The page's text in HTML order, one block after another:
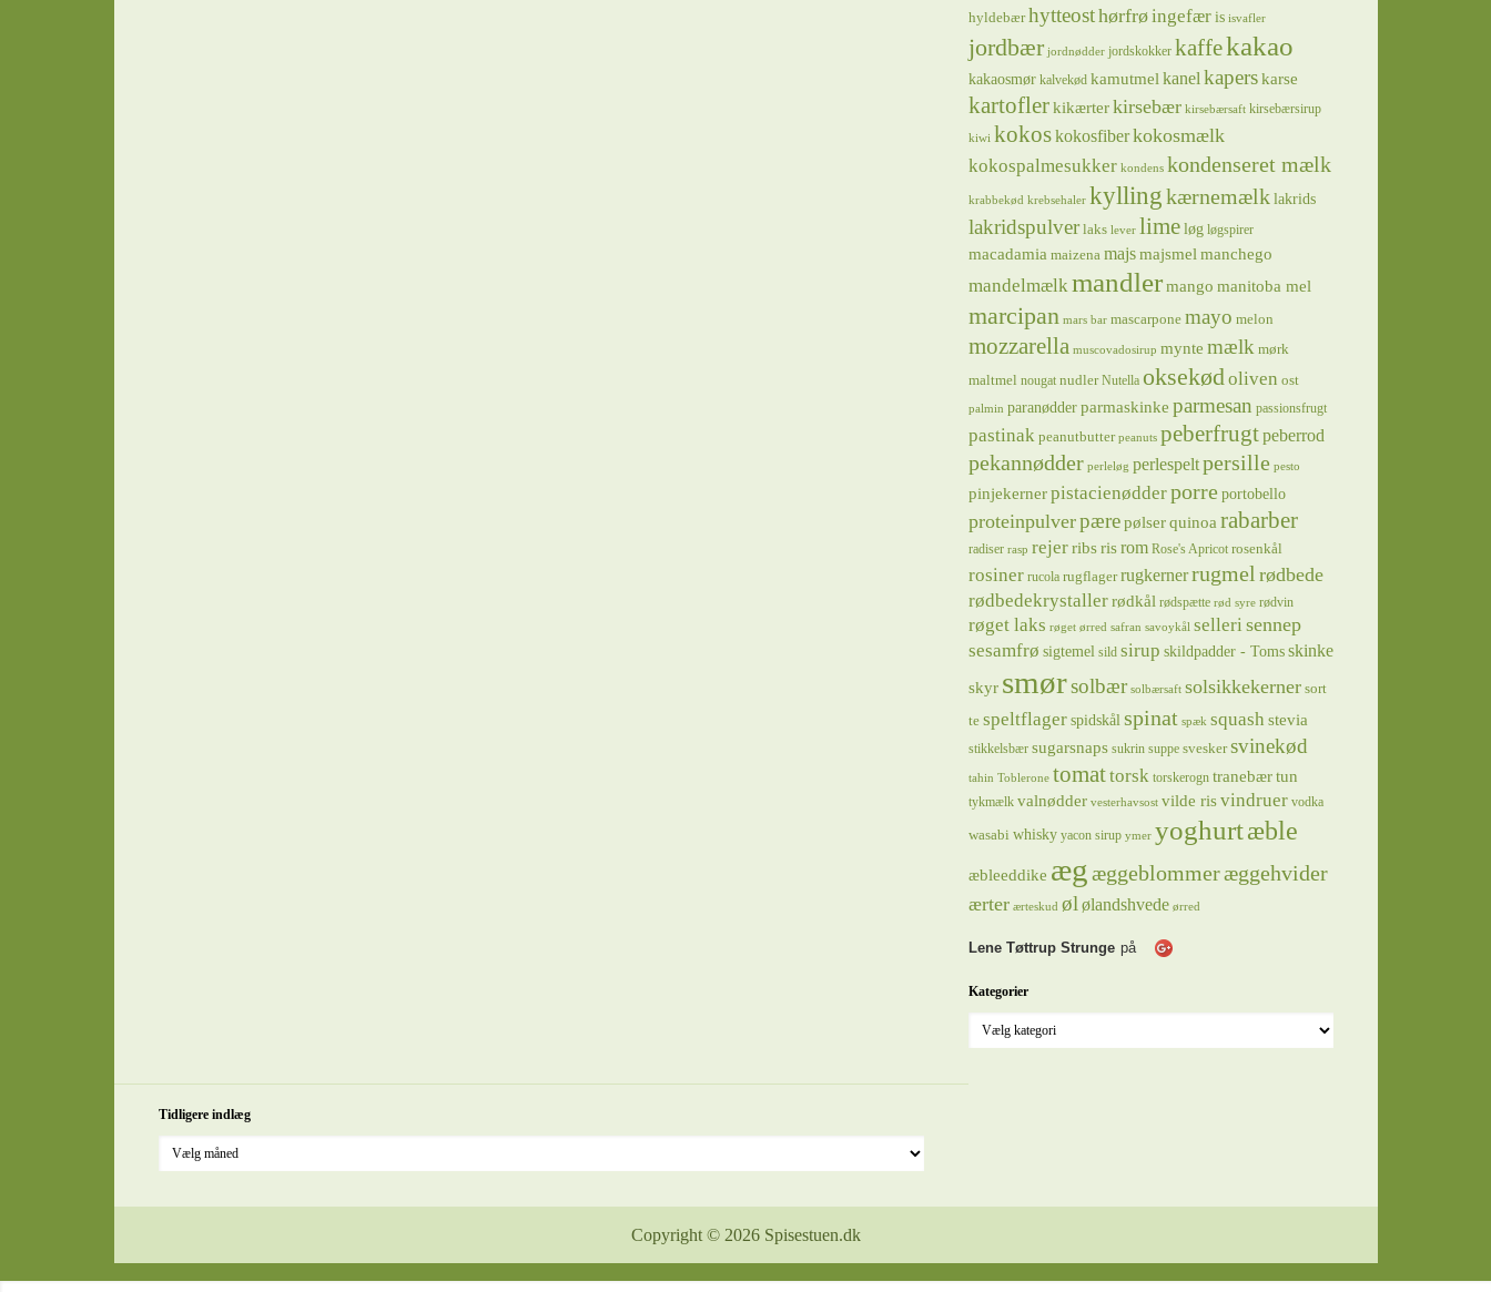
hyldebær hytteosthørfrøingefær is isvafler
jordbær jordnødder jordskokker kaffekakao
kakaosmør kalvekød kamutmel kanelkapers karse
kartofler kikærter kirsebær kirsebærsaft kirsebærsirup
kiwi kokos kokosfiber kokosmælk
kokospalmesukker kondens kondenseret mælk
krabbekød krebsehaler kyllingkærnemælk lakrids
lakridspulver laks lever lime løg løgspirer
macadamia maizena majs majsmel manchego
mandelmælkmandler mango manitoba mel
marcipan mars bar mascarpone mayo melon
mozzarella muscovadosirup mynte mælk mørk
maltmel nougat nudler Nutella oksekødoliven ost
palmin paranødder parmaskinke parmesan passionsfrugt
pastinak peanutbutter peanuts peberfrugtpeberrod
pekannødder perleløg perlespelt persille pesto
pinjekerner pistacienødderporre portobello
proteinpulverpære pølser quinoa rabarber
radiser rasp rejer ribs ris rom Rose's Apricot rosenkål
rosiner rucola rugflager rugkernerrugmel rødbede
rødbedekrystaller rødkål rødspætte rød syre rødvin
røget laks røget ørred safran savoykål sellerisennep
sesamfrø sigtemel sild sirup skildpadder - Toms skinke
skyr smørsolbær solbærsaft solsikkekerner sort
te speltflager spidskål spinat spæk squash stevia
stikkelsbær sugarsnaps sukrin suppe svesker svinekød
tahin Toblerone tomattorsk torskerogn tranebær tun
tykmælk valnødder vesterhavsost vilde ris vindruer vodka
wasabi whisky yacon sirup ymer yoghurtæble
æbleeddike æg æggeblommeræggehvider
ærter ærteskud øl ølandshvede ørred
Lene Tøttrup Strunge på
Kategorier
Tidligere indlæg
Copyright © 2026 Spisestuen.dk